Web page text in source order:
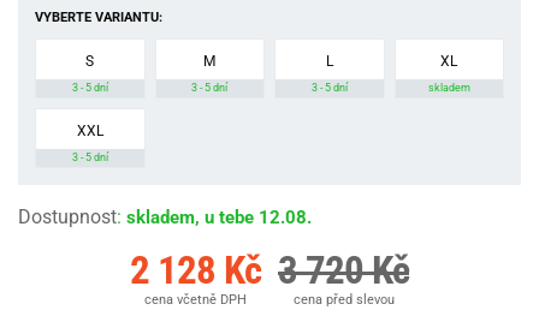
VYBERTE VARIANTU:
S
3 - 5 dní
M
3 - 5 dní
L
3 - 5 dní
XL
skladem
XXL
3 - 5 dní
Dostupnost: skladem, u tebe 12.08.
2 128 Kč
cena včetně DPH
3 720 Kč
cena před slevou